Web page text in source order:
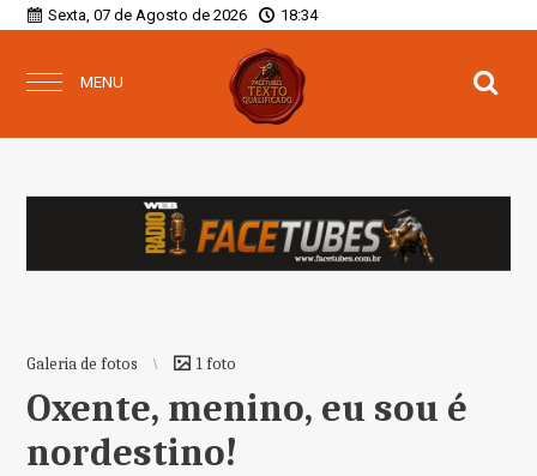
Sexta, 07 de Agosto de 2026 18:34
MENU
Galeria de fotos 1 foto
Oxente, menino, eu sou é
nordestino!